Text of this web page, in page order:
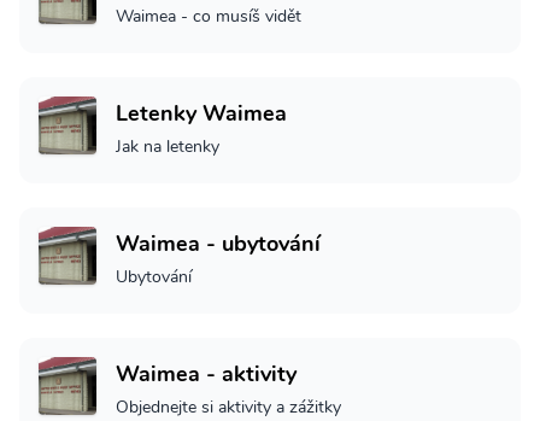
Waimea - co musíš vidět
Letenky Waimea
Jak na letenky
Waimea - ubytování
Ubytování
Waimea - aktivity
Objednejte si aktivity a zážitky